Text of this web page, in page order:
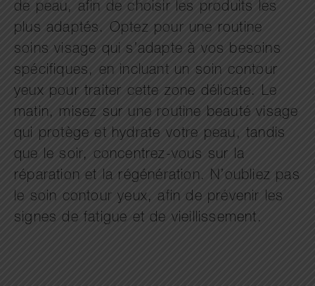
de peau, afin de choisir les produits les
plus adaptés. Optez pour une routine
soins visage qui s’adapte à vos besoins
spécifiques, en incluant un soin contour
yeux pour traiter cette zone délicate. Le
matin, misez sur une routine beauté visage
qui protège et hydrate votre peau, tandis
que le soir, concentrez-vous sur la
réparation et la régénération. N’oubliez pas
le soin contour yeux, afin de prévenir les
signes de fatigue et de vieillissement.